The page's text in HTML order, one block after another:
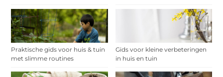
Praktische gids voor huis & tuin
met slimme routines
Gids voor kleine verbeteringen
in huis en tuin